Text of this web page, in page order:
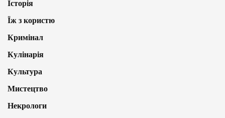
Історія
Їж з користю
Кримінал
Кулінарія
Культура
Мистецтво
Некрологи